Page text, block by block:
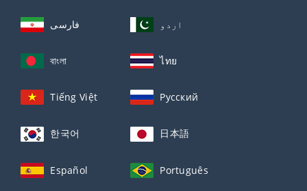
فارسی اردو
বাংলা ไทย
Tiếng Việt Русский
한국어 日本語
Español Português